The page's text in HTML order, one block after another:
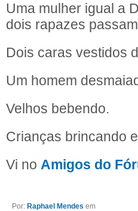
Uma mulher igual a
dois rapazes
Dois caras vestidos
Um homem
Velhos bebendo.
Crianças brincando
Vi no Amigos do
Por: Raphael Mendes em